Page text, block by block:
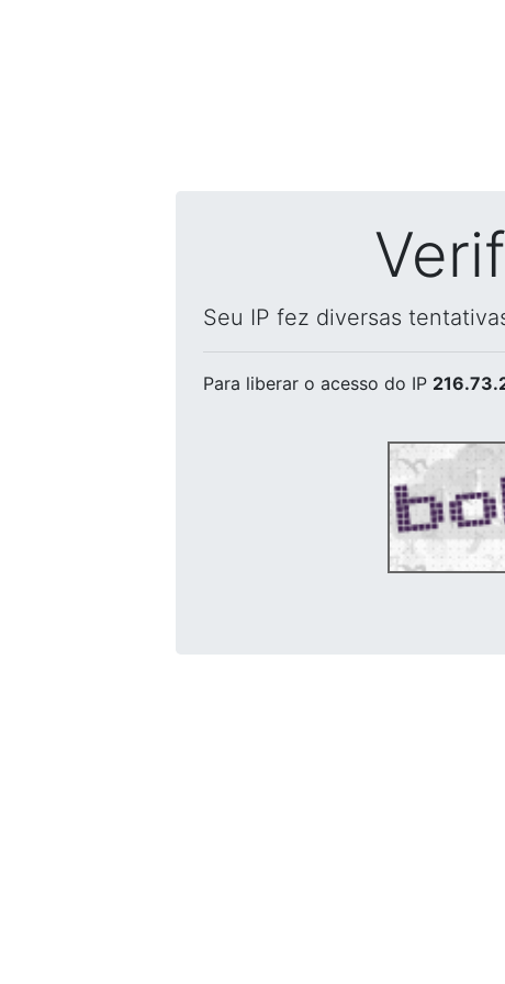
Seu IP fez diversas
Para liberar o acesso do IP